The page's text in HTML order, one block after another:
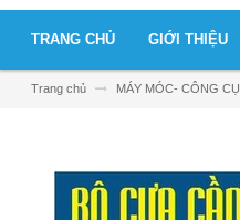
TRANG CHỦ GIỚI THIỆU
Trang chủ MÁY MÓC- CÔNG CỤ